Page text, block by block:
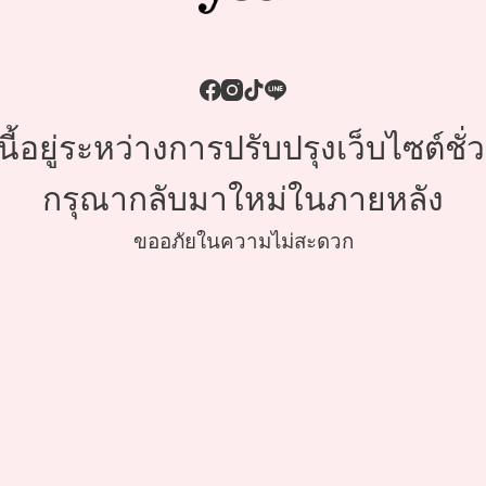
ยู่ระหว่างการปรับปรุงเว็บไซต์ชั่
กรุณากลับมาใหม่ในภายหลัง
ขออภัยในความไม่สะดวก